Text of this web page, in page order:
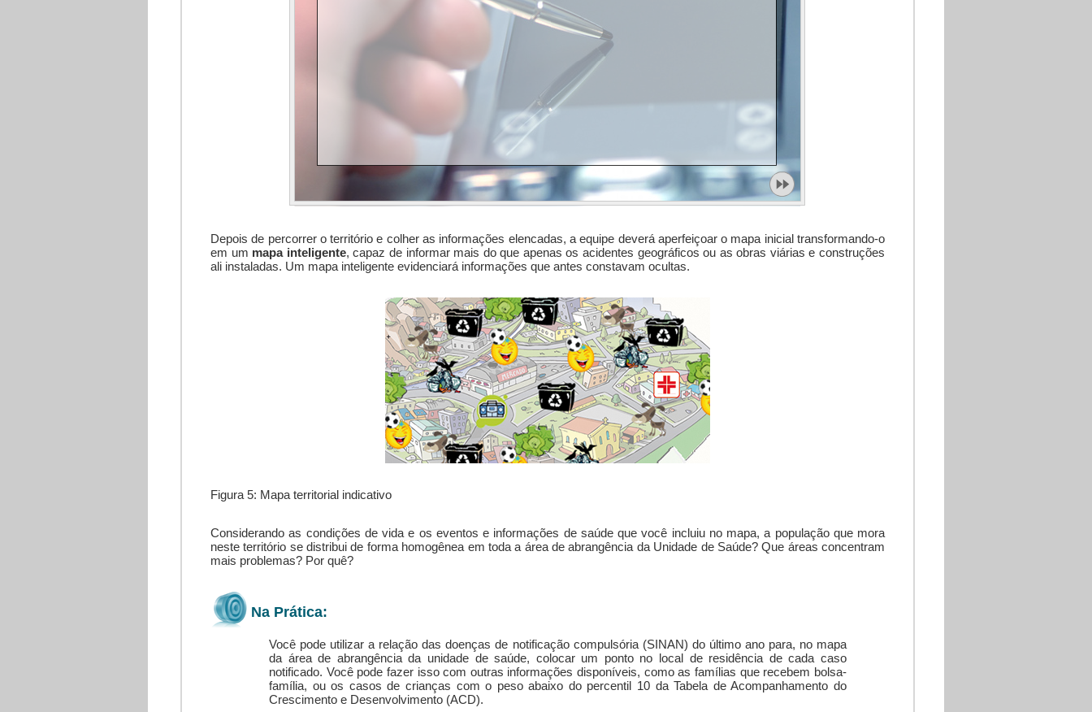
Depois de percorrer o território e colher as informações elencadas, a equipe deverá aperfeiçoar o mapa inicial transformando-o
em um mapa inteligente, capaz de informar mais do que apenas os acidentes geográficos ou as obras viárias e construções
ali instaladas. Um mapa inteligente evidenciará informações que antes constavam ocultas.
Figura 5: Mapa territorial indicativo
Considerando as condições de vida e os eventos e informações de saúde que você incluiu no mapa, a população que mora
neste território se distribui de forma homogênea em toda a área de abrangência da Unidade de Saúde? Que áreas concentram
mais problemas? Por quê?
Na Prática:
Você pode utilizar a relação das doenças de notificação compulsória (SINAN) do último ano para, no mapa
da área de abrangência da unidade de saúde, colocar um ponto no local de residência de cada caso
notificado. Você pode fazer isso com outras informações disponíveis, como as famílias que recebem bolsa-
família, ou os casos de crianças com o peso abaixo do percentil 10 da Tabela de Acompanhamento do
Crescimento e Desenvolvimento (ACD).